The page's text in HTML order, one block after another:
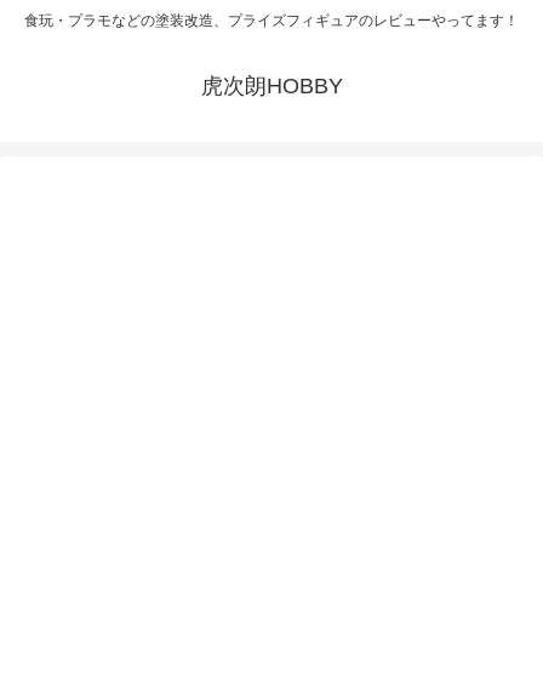
食玩・プラモなどの塗装改造、プライズフィギュアのレビューやってます！
虎次朗HOBBY